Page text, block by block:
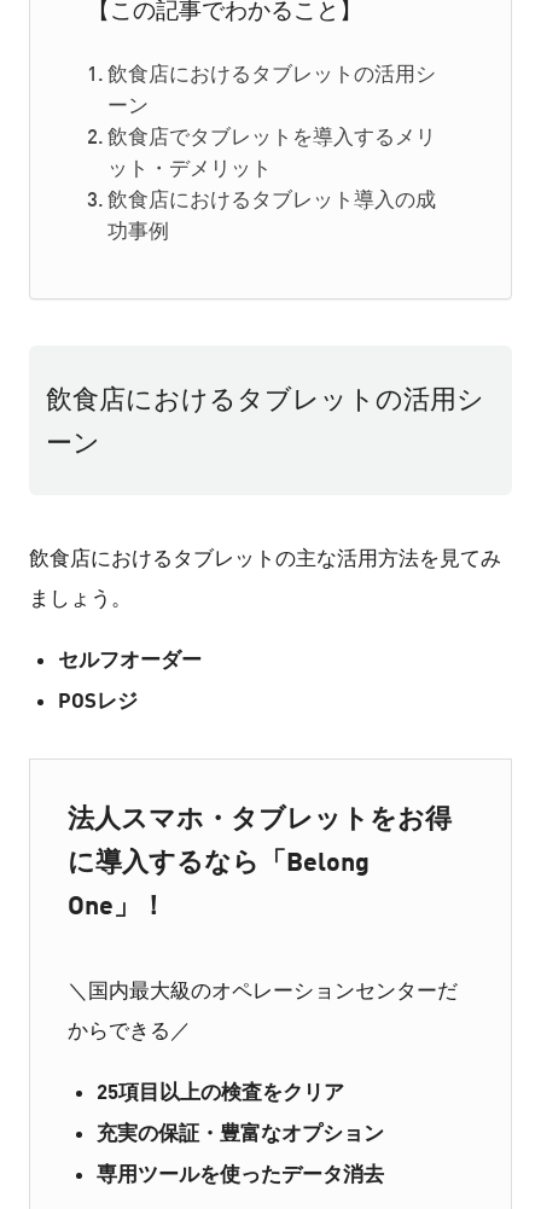
【この記事でわかること】
飲食店におけるタブレットの活用シ
ーン
飲食店でタブレットを導入するメリ
ット・デメリット
飲食店におけるタブレット導入の成
功事例
飲食店におけるタブレットの活用シ
ーン
飲食店におけるタブレットの主な活用方法を見てみ
ましょう。
セルフオーダー
POSレジ
法人スマホ・タブレットをお得
に導入するなら「Belong
One」！
＼国内最大級のオペレーションセンターだ
からできる／
25項目以上の検査をクリア
充実の保証・豊富なオプション
専用ツールを使ったデータ消去